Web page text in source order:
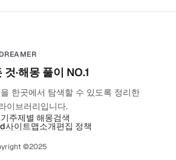
DREAMER
·해몽 풀이 NO.1
한곳에서 탐색할 수 있도록 정리한
이브러리입니다.
주제별 해몽검색
사이트맵소개편집 정책
©2025